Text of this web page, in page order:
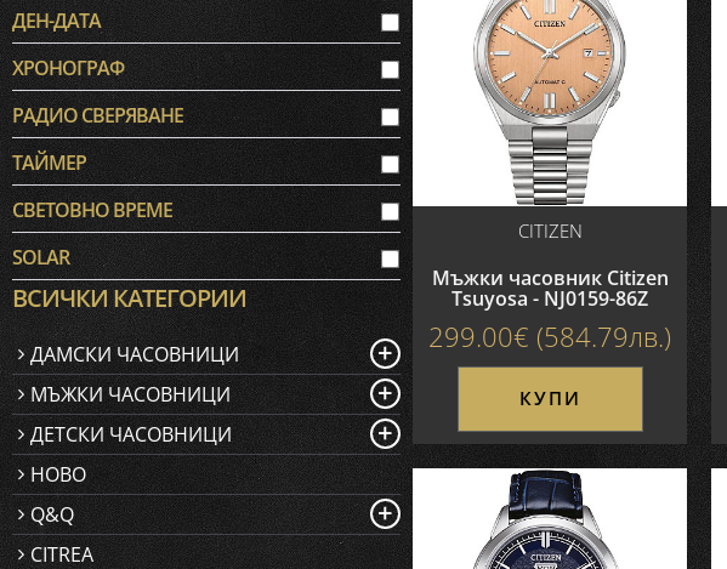
ДЕН-ДАТА
ХРОНОГРАФ
РАДИО СВЕРЯВАНЕ
ТАЙМЕР
СВЕТОВНО ВРЕМЕ
SOLAR
ВСИЧКИ КАТЕГОРИИ
ДАМСКИ ЧАСОВНИЦИ +
МЪЖКИ ЧАСОВНИЦИ +
ДЕТСКИ ЧАСОВНИЦИ +
НОВО
Q&Q
+
CITREA
CITIZEN
Мъжки часовник Citizen
Tsuyosa - NJ0159-86Z
299.00€ (584.79лв.)
КУПИ